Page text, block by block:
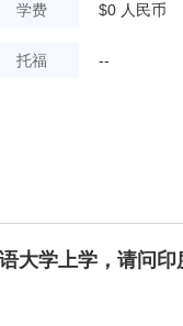
学费 $0 人民币
托福 --
大学上学，请问